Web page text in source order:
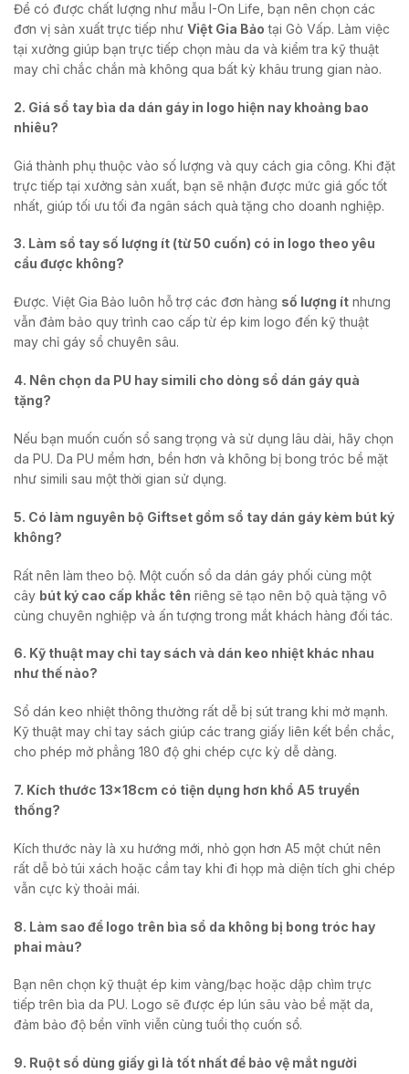
Để có được chất lượng như mẫu I-On Life, bạn nên chọn các
đơn vị sản xuất trực tiếp như Việt Gia Bảo tại Gò Vấp. Làm việc
tại xưởng giúp bạn trực tiếp chọn màu da và kiểm tra kỹ thuật
may chỉ chắc chắn mà không qua bất kỳ khâu trung gian nào.
2. Giá sổ tay bìa da dán gáy in logo hiện nay khoảng bao
nhiêu?
Giá thành phụ thuộc vào số lượng và quy cách gia công. Khi đặt
trực tiếp tại xưởng sản xuất, bạn sẽ nhận được mức giá gốc tốt
nhất, giúp tối ưu tối đa ngân sách quà tặng cho doanh nghiệp.
3. Làm sổ tay số lượng ít (từ 50 cuốn) có in logo theo yêu
cầu được không?
Được. Việt Gia Bảo luôn hỗ trợ các đơn hàng số lượng ít nhưng
vẫn đảm bảo quy trình cao cấp từ ép kim logo đến kỹ thuật
may chỉ gáy sổ chuyên sâu.
4. Nên chọn da PU hay simili cho dòng sổ dán gáy quà
tặng?
Nếu bạn muốn cuốn sổ sang trọng và sử dụng lâu dài, hãy chọn
da PU. Da PU mềm hơn, bền hơn và không bị bong tróc bề mặt
như simili sau một thời gian sử dụng.
5. Có làm nguyên bộ Giftset gồm sổ tay dán gáy kèm bút ký
không?
Rất nên làm theo bộ. Một cuốn sổ da dán gáy phối cùng một
cây bút ký cao cấp khắc tên riêng sẽ tạo nên bộ quà tặng vô
cùng chuyên nghiệp và ấn tượng trong mắt khách hàng đối tác.
6. Kỹ thuật may chỉ tay sách và dán keo nhiệt khác nhau
như thế nào?
Sổ dán keo nhiệt thông thường rất dễ bị sút trang khi mở mạnh.
Kỹ thuật may chỉ tay sách giúp các trang giấy liên kết bền chắc,
cho phép mở phẳng 180 độ ghi chép cực kỳ dễ dàng.
7. Kích thước 13x18cm có tiện dụng hơn khổ A5 truyền
thống?
Kích thước này là xu hướng mới, nhỏ gọn hơn A5 một chút nên
rất dễ bỏ túi xách hoặc cầm tay khi đi họp mà diện tích ghi chép
vẫn cực kỳ thoải mái.
8. Làm sao để logo trên bìa sổ da không bị bong tróc hay
phai màu?
Bạn nên chọn kỹ thuật ép kim vàng/bạc hoặc dập chìm trực
tiếp trên bìa da PU. Logo sẽ được ép lún sâu vào bề mặt da,
đảm bảo độ bền vĩnh viễn cùng tuổi thọ cuốn sổ.
9. Ruột sổ dùng giấy gì là tốt nhất để bảo vệ mắt người